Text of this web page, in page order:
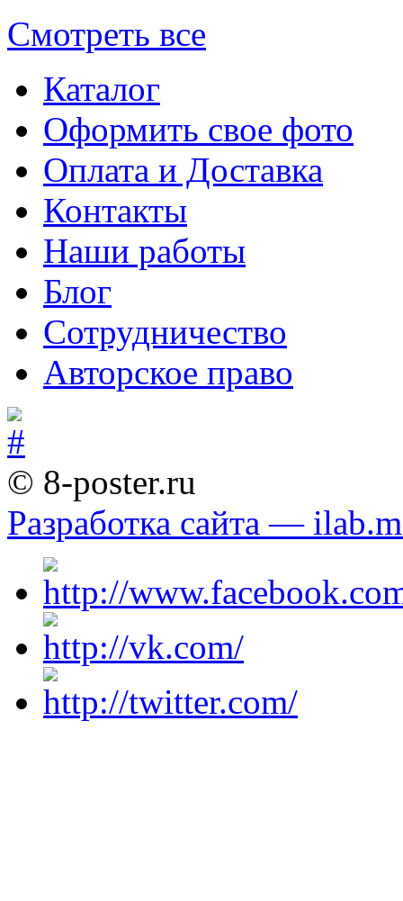
Смотреть все
Каталог
Оформить свое фото
Оплата и Доставка
Контакты
Наши работы
Блог
Сотрудничество
Авторское право
© 8-poster.ru
Разработка сайта —